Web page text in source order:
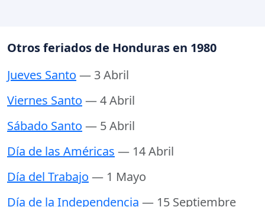
Otros feriados de Honduras en 1980
Jueves Santo — 3 Abril
Viernes Santo — 4 Abril
Sábado Santo — 5 Abril
Día de las Américas — 14 Abril
Día del Trabajo — 1 Mayo
Día de la Independencia — 15 Septiembre